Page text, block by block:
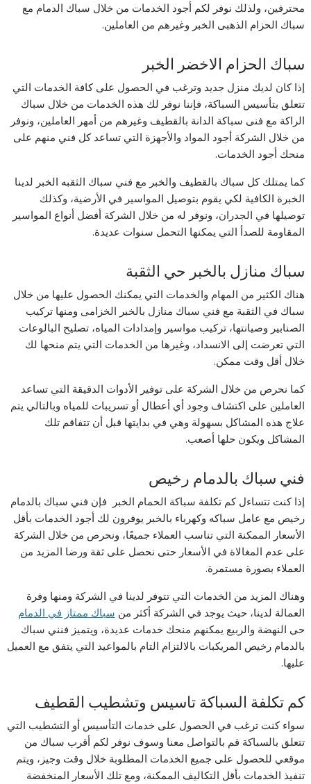
محترفين، ولذلك نوفر لكم أجود الخدمات من خلال سباك الدمام مع
سباك الحزام الذهبى الخبر وغيرهم من العاملين.
سباك الحزام الاخضر الخبر
إذا كان لديك منزل جديد وترغب في الحصول على كافة الخدمات التي
تتعلق بتأسيس السباكة، فإننا نوفر لك هذه الخدمات من خلال سباك
الراكة مع فنى سباكة الدانة بالقطيف وغيرهم من أمهر العاملين، ونوفر
من خلال الشركة أجود المواد والأجهزة التي تساعد كل فني منهم على
منحك أجود الخدمات.
كما يمتلك كل سباك بالقطيف والخبر مع فني سباك الثقبه الخبر لدينا
الخبرة الكافية لكي يقوم بتوصيل المواسير في الأرضية، وكذلك
توصيلها في الجدران، ونوفر له من خلال الشركة أفضل أنواع المواسير
المقاومة للصدأ التي يمكنها التحمل سنوات عديدة.
سباك منازل بالخبر حي الثقبة
هناك الكثير من المهام والخدمات التي يمكنك الحصول عليها من خلال
سباك في الثقبة مع فني سباك منازل بالخبر الخزامى ومنها تركيب
الصنابير وصيانتها، تركيب مواسير وإمدادات المياه، تصليح البالوعات
التي تعرضت إلى الانسداد، وغيرها من الخدمات التي يتم منحها لك
خلال أقل وقت ممكن.
كما نحرص من خلال الشركة على توفير الأدوات الدقيقة التي تساعد
العاملين على اكتشاف وجود أي أعطال أو تسريبات للمياه وبالتالي يتم
علاج هذه المشاكل بسهولة وهي في بدايتها قبل أن تتفاقم تلك
المشاكل ويكون حلها أصعب.
فني سباك بالدمام رخيص
إذا كنت تتساءل كم تكلفة سباكة الحمام الخبر فإن فني سباك بالدمام
رخيص مع عامل سباكه وكهرباء بالخبر يوفرون لك أجود الخدمات بأقل
الأسعار الممكنة التي تناسب العملاء جميعًا، ونحرص من خلال الشركة
على عدم المغالاة في الأسعار حتى نحصل على ثقة ورضا المزيد من
العملاء بصورة مستمرة.
وهناك المزيد من الخدمات التي تتوفر لدينا في الشركة ومنها وفرة
العمالة لدينا، حيث يوجد في الشركة أكثر من سباك ممتاز في الدمام
حى النهضة والربيع يمكنهم منحك خدمات عديدة، ويتميز فنني سباك
بالدمام رخيص المريكبات بالالتزام التام بالمواعيد التي يتفق مع العميل
عليها.
كم تكلفة السباكة تاسيس وتشطيب القطيف
سواء كنت ترغب في الحصول على خدمات التأسيس أو التشطيب التي
تتعلق بالسباكة قم بالتواصل معنا وسوف نوفر لكم أقرب سباك من
موقعي للحصول على جميع الخدمات المطلوبة خلال وقت وجيز، ويتم
تنفيذ الخدمات بأقل التكاليف الممكنة، ومع تلك الأسعار المنخفضة